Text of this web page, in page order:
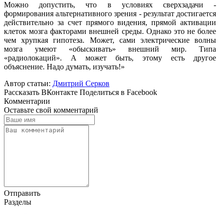
Можно допустить, что в условиях сверхзадачи -
формирования альтернативного зрения - результат достигается
действительно за счет прямого видения, прямой активации
клеток мозга факторами внешней среды. Однако это не более
чем хрупкая гипотеза. Может, сами электрические волны
мозга умеют «обыскивать» внешний мир. Типа
«радиолокаций». А может быть, этому есть другое
объяснение. Надо думать, изучать!»
Автор статьи: Дмитрий Серков
Рассказать ВКонтакте Поделиться в Facebook
Комментарии
Оставьте свой комментарий
Отправить
Разделы